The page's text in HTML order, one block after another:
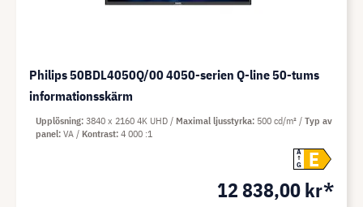
Philips 50BDL4050Q/00 4050-serien Q-line 50-tums
informationsskärm
A
G
E
12 838,00 kr*
Upplösning 3840 x 2160 4K UHD Maximal ljusstyrka 500 cd/m²
Typ av
panel VA Kontrast 4 000 :1